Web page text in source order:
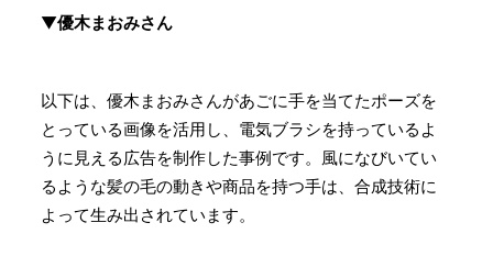
▼優木まおみさん
以下は、優木まおみさんがあごに手を当てたポーズを
とっている画像を活用し、電気ブラシを持っているよ
うに見える広告を制作した事例です。風になびいてい
るような髪の毛の動きや商品を持つ手は、合成技術に
よって生み出されています。